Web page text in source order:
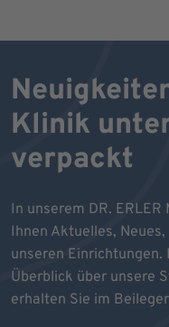
Klinik
verpackt
In unserem DR.
Ihnen Aktuelles,
unseren
Überblick über unsere
erhalten Sie im